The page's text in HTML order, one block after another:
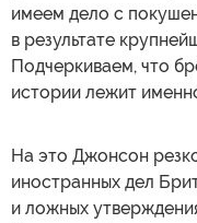
имеем дело с
в результате
Подчеркиваем, что
истории лежит
На это Джонсон
иностранных дел
и ложных